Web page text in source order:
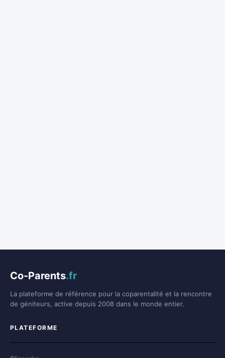
Co-Parents.fr
La plateforme de référence pour la coparentalité et la rencontre
de géniteurs, active depuis 2008 dans le monde entier.
PLATEFORME